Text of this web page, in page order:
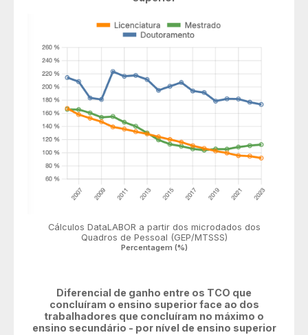
Cálculos DataLABOR a partir dos microdados dos
Quadros de Pessoal (GEP/MTSSS)
Percentagem (%)
Diferencial de ganho entre os TCO que
concluíram o ensino superior face ao dos
trabalhadores que concluíram no máximo o
ensino secundário - por nível de ensino superior